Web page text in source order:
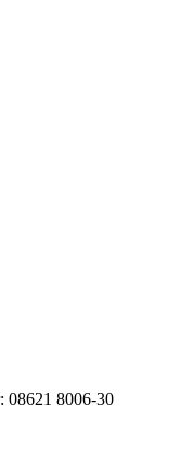
08621 8006-30